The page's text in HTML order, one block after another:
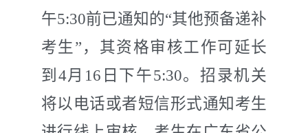
午5:30前已通知的“其他预备递补
考生”，其资格审核工作可延长
到 4月 16 日下午5:30。招录机关
将以电话或者短信形式通知考生